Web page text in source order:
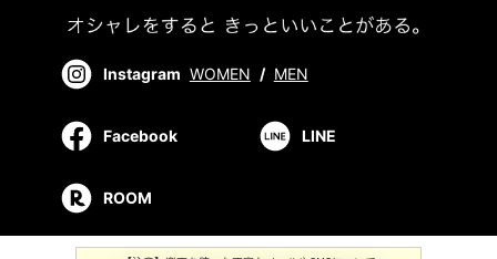
Instagram WOMEN / MEN
Facebook LINE
ROOM